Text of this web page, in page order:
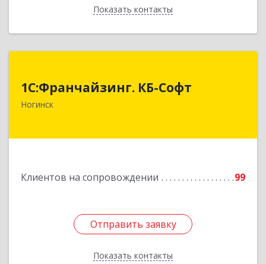
Показать контакты
Назад
1С:Франчайзинг. КБ-Софт
Ногинск
Клиентов на сопровождении 99
Отправить заявку
Показать контакты
142400, Московская обл, г.о Богородский,
Ногинск г, Индустриальная ул, Здание № 41В,
Отправить заявку
Назад